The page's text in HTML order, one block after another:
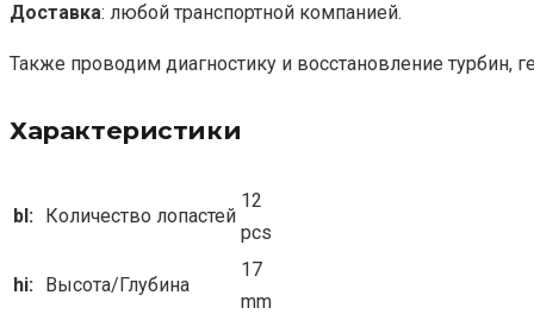
Доставка: любой транспортной компанией.
Также проводим диагностику и восстановление турбин,
Характеристики
bl: Количество лопастей
12
pcs
hi: Высота/Глубина
17
mm